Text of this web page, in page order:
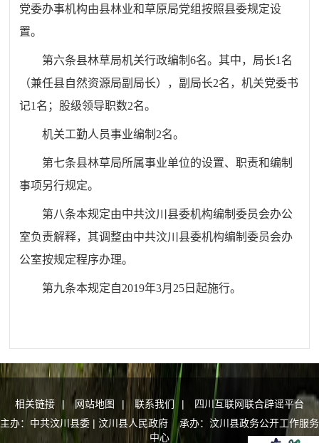
党委办事机构由县林业和草原局党组按照县委规定设
置。
第六条县林草局机关行政编制6名。其中，局长1 名
（兼任县自然资源局副局长），副局长2名，机关党委书
记1 名；股级领导职数2名。
机关工勤人员事业编制 2名。
第七条县林草局所属事业单位的设置、职责和编制
事项另行规定。
第八条本规定由中共汶川县委机构编制委员会办公
室负责解释，其调整由中共汶川县委机构编制委员会办
公室按规定程序办理。
第九条本规定自2019年3月 25 日起施行。
相关链接 | 网站地图 | 联系我们 |
四川互联网联合辟谣平台
主办：中共汶川县委 | 汶川县人民政府 承办：汶川县政务公开工作服务
中心